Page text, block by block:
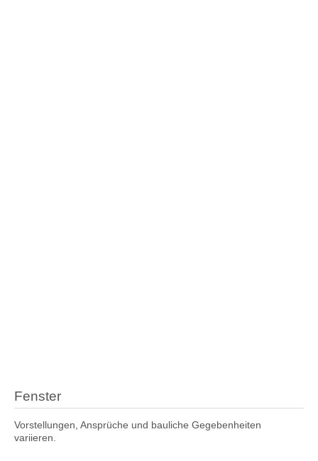
Fenster
Vorstellungen, Ansprüche und bauliche Gegebenheiten
variieren.